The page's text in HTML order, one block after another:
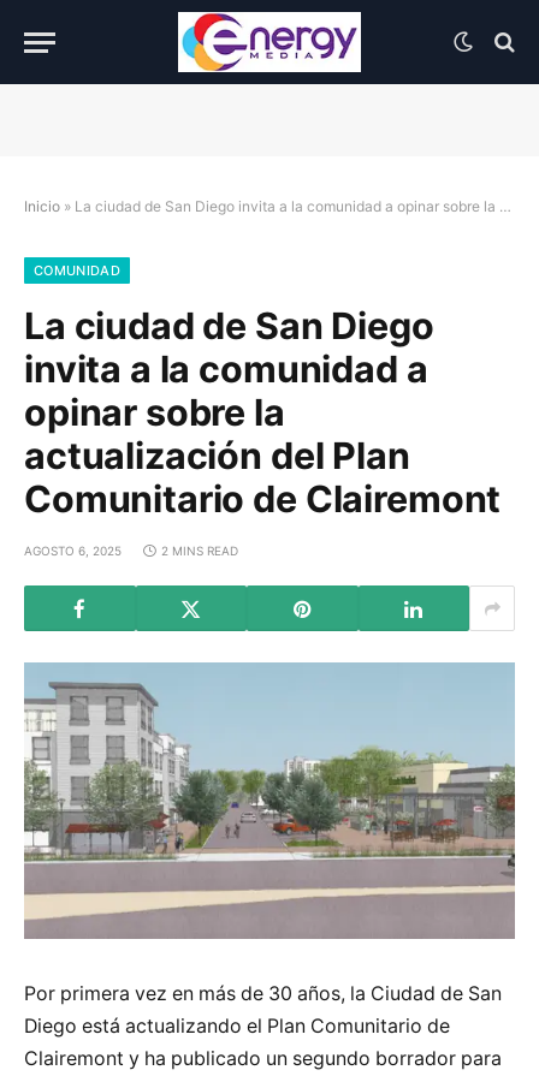
Inicio » La ciudad de San Diego invita a la comunidad a opinar sobre la actualización del Plan Comunitario de Clairemont
COMUNIDAD
La ciudad de San Diego
invita a la comunidad a
opinar sobre la
actualización del Plan
Comunitario de Clairemont
AGOSTO 6, 2025 2 MINS READ
Por primera vez en más de 30 años, la Ciudad de San
Diego está actualizando el Plan Comunitario de
Clairemont y ha publicado un segundo borrador para